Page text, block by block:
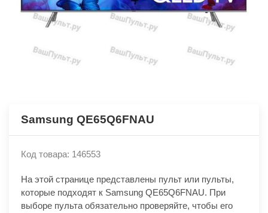
Samsung QE65Q6FNAU
Код товара: 146553
На этой странице представлены пульт или пульты,
которые подходят к Samsung QE65Q6FNAU. При
выборе пульта обязательно проверяйте, чтобы его